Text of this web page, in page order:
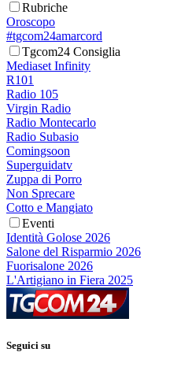
Rubriche
Oroscopo
#tgcom24amarcord
Tgcom24 Consiglia
Mediaset Infinity
R101
Radio 105
Virgin Radio
Radio Montecarlo
Radio Subasio
Comingsoon
Superguidatv
Zuppa di Porro
Non Sprecare
Cotto e Mangiato
Eventi
Identità Golose 2026
Salone del Risparmio 2026
Fuorisalone 2026
L'Artigiano in Fiera 2025
Seguici su